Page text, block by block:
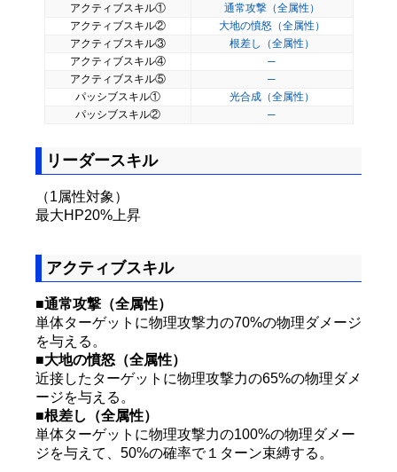
アクティブスキル①
通常攻撃（全属性）
アクティブスキル②
大地の憤怒（全属性）
アクティブスキル③
根差し（全属性）
アクティブスキル④
─
アクティブスキル⑤
─
パッシブスキル①
光合成（全属性）
パッシブスキル②
─
リーダースキル
（1属性対象）
最大HP20%上昇
アクティブスキル
■通常攻撃（全属性）
単体ターゲットに物理攻撃力の70%の物理ダメージ
を与える。
■大地の憤怒（全属性）
近接したターゲットに物理攻撃力の65%の物理ダメ
ージを与える。
■根差し（全属性）
単体ターゲットに物理攻撃力の100%の物理ダメー
ジを与えて、50%の確率で１ターン束縛する。